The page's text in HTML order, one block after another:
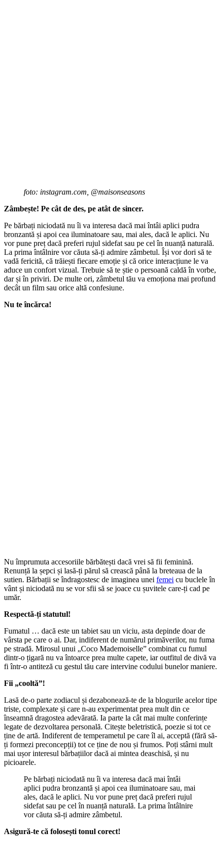
foto: instagram.com, @maisonseasons
Zâmbește! Pe cât de des, pe atât de sincer.
Pe bărbați niciodată nu îi va interesa dacă mai întâi aplici pudra
bronzantă și apoi cea iluminatoare sau, mai ales, dacă le aplici. Nu
vor pune preț dacă preferi rujul sidefat sau pe cel în nuanță naturală.
La prima întâlnire vor căuta să-ți admire zâmbetul. Își vor dori să te
vadă fericită, că trăiești fiecare emoție și că orice interacțiune le va
aduce un confort vizual. Trebuie să te știe o persoană caldă în vorbe,
dar și în priviri. De multe ori, zâmbetul tău va emoționa mai profund
decât un film sau orice altă confesiune.
Nu te încărca!
Nu împrumuta accesoriile bărbătești dacă vrei să fii feminină.
Renunță la șepci și lasă-ți părul să crească până la breteaua de la
sutien. Bărbații se îndragostesc de imaginea unei femei cu buclele în
vânt și niciodată nu se vor sfii să se joace cu șuvitele care-ți cad pe
umăr.
Respectă-ți statutul!
Fumatul … dacă este un tabiet sau un viciu, asta depinde doar de
vârsta pe care o ai. Dar, indiferent de numărul primăverilor, nu fuma
pe stradă. Mirosul unui „Coco Mademoiselle” combinat cu fumul
dintr-o țigară nu va întoarce prea multe capete, iar outfitul de divă va
fi într-o antiteză cu gestul tău care intervine codului bunelor maniere.
Fii „cooltă”!
Lasă de-o parte zodiacul și dezabonează-te de la blogurile acelor tipe
triste, complexate și care n-au experimentat prea mult din ce
înseamnă dragostea adevărată. Ia parte la cât mai multe conferințe
legate de dezvoltarea personală. Citește beletristică, poezie si tot ce
ține de artă. Indiferent de temperametul pe care îl ai, acceptă (fără să-
ți formezi preconcepții) tot ce ține de nou și frumos. Poți stârni mult
mai ușor interesul bărbațiilor dacă ai mintea deaschisă, și nu
picioarele.
Pe bărbați niciodată nu îi va interesa dacă mai întâi
aplici pudra bronzantă și apoi cea iluminatoare sau, mai
ales, dacă le aplici. Nu vor pune preț dacă preferi rujul
sidefat sau pe cel în nuanță naturală. La prima întâlnire
vor căuta să-ți admire zâmbetul.
Asigură-te că folosești tonul corect!